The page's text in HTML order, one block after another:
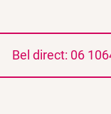
Bel direct: 06